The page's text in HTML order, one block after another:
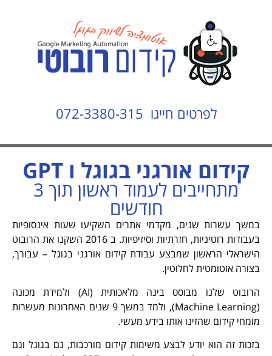
לפרטים חייגו 072-3380-315
קידום אורגני בגוגל ו GPT
מתחייבים לעמוד ראשון תוך 3
חודשים
עשרות שנים, מקדמי אתרים השקיעו שעות אינסופיות
בעבודות רוטיניות, חזרתיות וסיזיפיות. ב 2016 השקנו את הרובוט
הראשון שמבצע עבודת קידום אורגני בגוגל – עבורך,
אוטומטית לחלוטין.
הרובוט שלנו מבוסס בינה מלאכותית (AI) ולמידת מכונה
(Machine Learning), ולמד במשך 9 שנים האחרונות מעשרות
קידום שהזינו אותו בידע מעשי.
זה הוא יודע לבצע משימות קידום מורכבות, גם בגוגל וגם